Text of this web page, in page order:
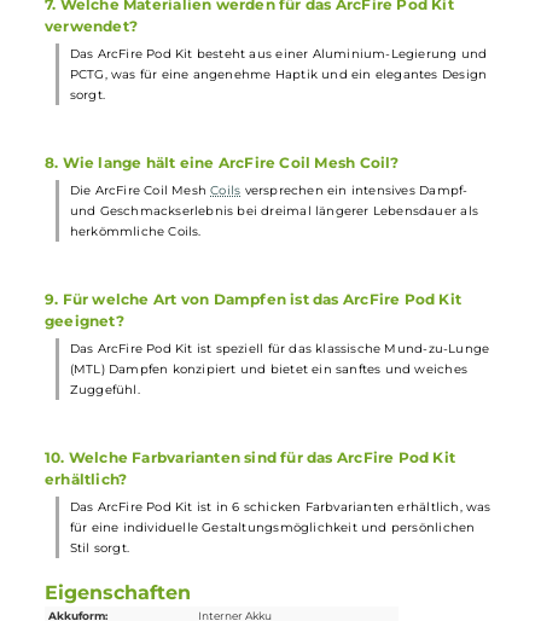
4. Wie erfolgt die Befüllung der ArcFire Pods?
Die ArcFire Pods bieten ein Side-Fill mit Silikonverschluss zur
5. Welche Schutzschaltungen sind im ArcFire Pod Kit
enthalten?
für die Bedienung.
6. Wie ist die Größe und das Gewicht des ArcFire Pod
Kits?
112.9 mm Länge, 18.2 mm Breite und 22.5 mm Tiefe.
7. Welche Materialien werden für das ArcFire Pod Kit
verwendet?
Das ArcFire Pod Kit besteht aus einer Aluminium-Legierung und
PCTG, was für eine angenehme Haptik und ein elegantes Design